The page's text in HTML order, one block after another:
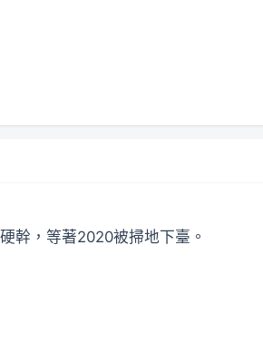
幹，等著2020被掃地下臺。